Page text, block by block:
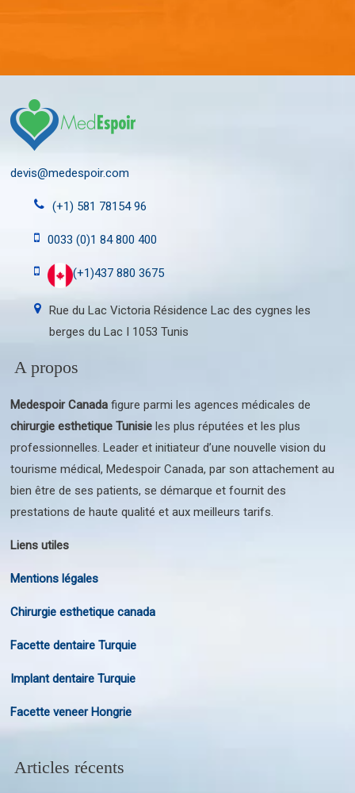
devis@medespoir.com
(+1) 581 78154 96
0033 (0)1 84 800 400
(+1)437 880 3675
Rue du Lac Victoria Résidence Lac des cygnes les
berges du Lac I 1053 Tunis
A propos
Medespoir Canada figure parmi les agences médicales de
chirurgie esthetique Tunisie les plus réputées et les plus
professionnelles. Leader et initiateur d’une nouvelle vision du
tourisme médical, Medespoir Canada, par son attachement au
bien être de ses patients, se démarque et fournit des
prestations de haute qualité et aux meilleurs tarifs.
Liens utiles
Mentions légales
Chirurgie esthetique canada
Facette dentaire Turquie
Implant dentaire Turquie
Facette veneer Hongrie
Articles récents